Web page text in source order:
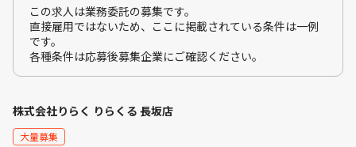
この求人は業務委託の募集です。
直接雇用ではないため、ここに掲載されている条件は一例
です。
各種条件は応募後募集企業にご確認ください。
株式会社りらく りらくる 長坂店
大量募集